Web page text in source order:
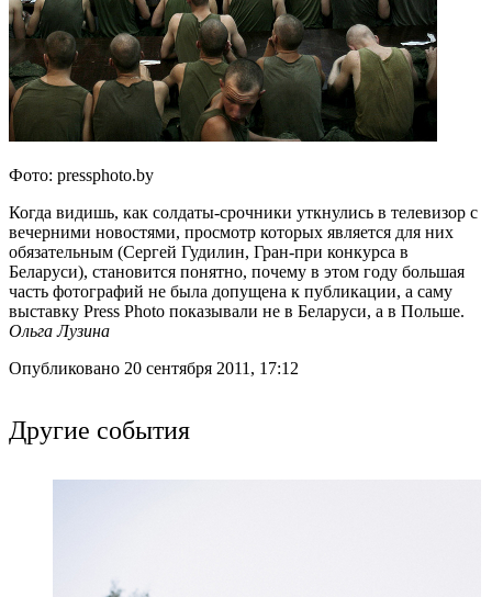
Фото: pressphoto.by
Когда видишь, как солдаты-срочники уткнулись в телевизор с
вечерними новостями, просмотр которых является для них
обязательным (Сергей Гудилин, Гран-при конкурса в
Беларуси), становится понятно, почему в этом году большая
часть фотографий не была допущена к публикации, а саму
выставку Press Photo показывали не в Беларуси, а в Польше.
Ольга Лузина
Опубликовано 20 сентября 2011, 17:12
Другие события